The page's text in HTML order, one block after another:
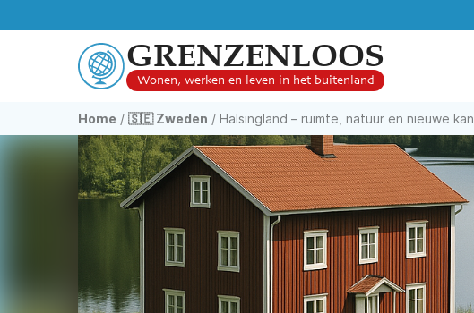
GRENZENLOOS
Wonen, werken en leven in het buitenland
Home / 🇸🇪 Zweden / Hälsingland – ruimte, natuur en nieuwe